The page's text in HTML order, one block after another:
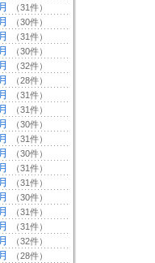
（31件）
（30件）
（31件）
（30件）
（32件）
（28件）
（31件）
（31件）
（30件）
（31件）
（30件）
（31件）
（31件）
（30件）
（31件）
（31件）
（32件）
（28件）